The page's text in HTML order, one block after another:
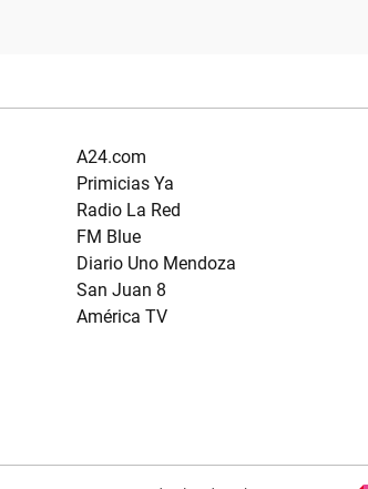
A24.com
Primicias Ya
Radio La Red
FM Blue
Diario Uno Mendoza
San Juan 8
América TV